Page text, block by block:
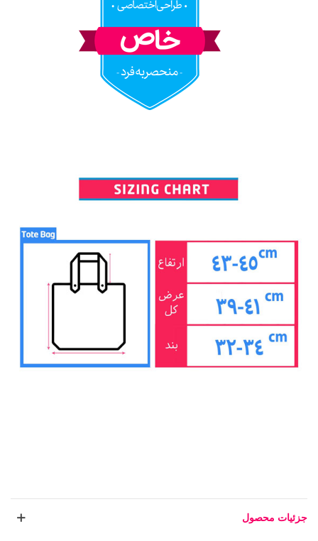
جزئیات محصول